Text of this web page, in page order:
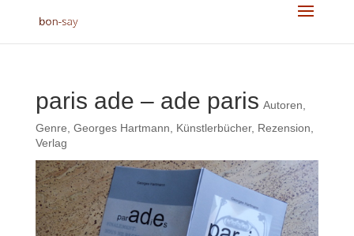
paris ade – ade paris Autoren
Genre Georges Hartmann Künstlerbücher, Rezension
Verlag